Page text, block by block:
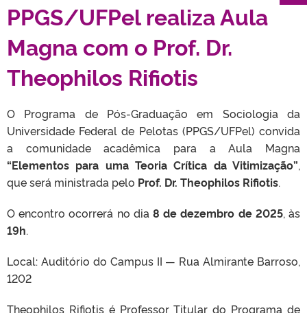
PORTARIAS
PPGS/UFPel realiza Aula
Magna com o Prof. Dr.
Theophilos Rifiotis
O Programa de Pós-Graduação em Sociologia da
Universidade Federal de Pelotas (PPGS/UFPel) convida
a comunidade acadêmica para a Aula Magna
“Elementos para uma Teoria Crítica da Vitimização”,
que será ministrada pelo Prof. Dr. Theophilos Rifiotis.
O encontro ocorrerá no dia 8 de dezembro de 2025, às
19h.
Local: Auditório do Campus II — Rua Almirante Barroso,
1202
Theophilos Rifiotis é Professor Titular do Programa de